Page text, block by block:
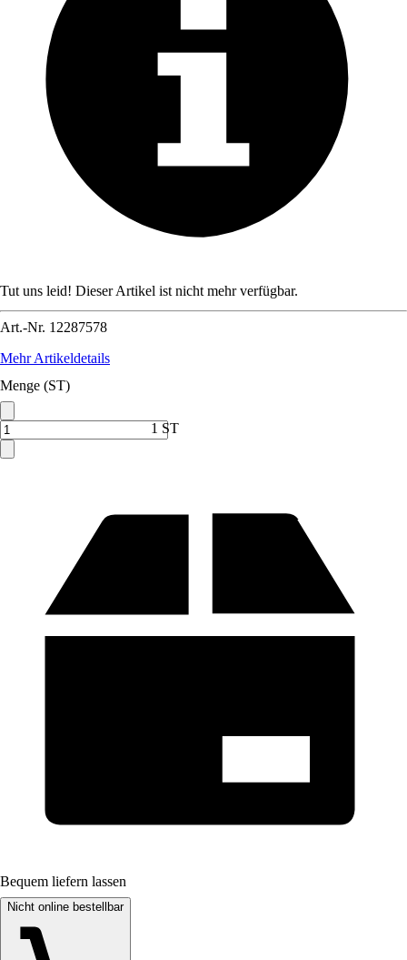
Tut uns leid! Dieser Artikel ist nicht mehr verfügbar.
Art.-Nr. 12287578
Mehr Artikeldetails
Menge (ST)
1 ST
Bequem liefern lassen
Nicht online bestellbar